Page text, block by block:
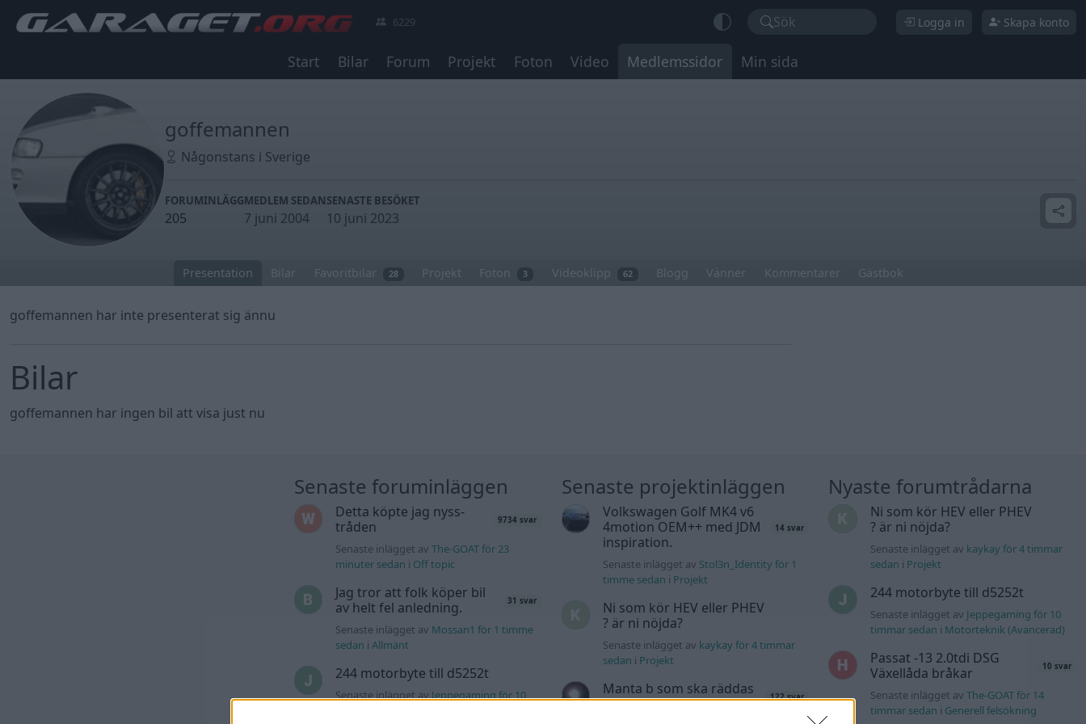
6229 Sök Logga in Skapa konto
Start Bilar Forum Projekt Foton Video Medlemssidor Min sida
goffemannen
Någonstans i Sverige
FORUMINLÄGG
205
MEDLEM SEDAN
7 juni 2004
SENASTE BESÖKET
10 juni 2023
Presentation Bilar Favoritbilar 28 Projekt Foton 3 Videoklipp 62 Blogg Vänner Kommentarer Gästbok
goffemannen har inte presenterat sig ännu
Bilar
goffemannen har ingen bil att visa just nu
Senaste foruminläggen
Detta köpte jag nyss-
tråden
9734 svar
Senaste inlägget avThe-GOAT för 23
minuter sedan i Off topic
Jag tror att folk köper bil
av helt fel anledning.
31 svar
Senaste inlägget av Mossan1 för 1 timme
sedan iAllmänt
244 motorbyte till d5252t
Senaste inlägget avJeppegaming för 10
Senaste projektinläggen
Volkswagen Golf MK4 v6
4motion OEM++ med JDM
inspiration.
14 svar
Senaste inlägget av Stol3n_Identity för 1
timme sedan i Projekt
Ni som kör HEV eller PHEV
? är ni nöjda?
Senaste inlägget av kaykay för 4 timmar
sedan i Projekt
Manta b som ska räddas
(kaross eller delar sökes)
122 svar
Nyaste forumtrådarna
Ni som kör HEV eller PHEV
? är ni nöjda?
Senaste inlägget av kaykay för 4 timmar
sedan i Projekt
244 motorbyte till d5252t
Senaste inlägget av Jeppegaming för 10
timmar sedan i Motorteknik (Avancerad)
Passat -13 2.0tdi DSG
Växellåda bråkar
10 svar
Senaste inlägget av The-GOAT för 14
timmar sedan i Generell felsökning